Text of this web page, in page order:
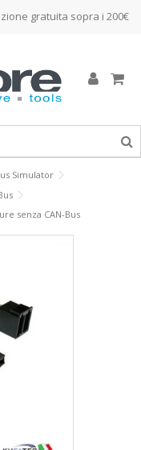
gratuita sopra i 200€
Simulator
senza CAN-Bus